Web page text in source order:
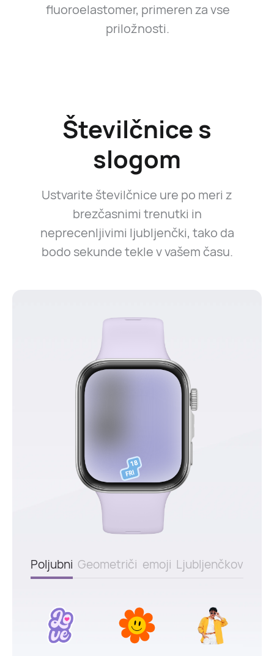
fluoroelastomer, primeren za vse
priložnosti.
Številčnice s
slogom
Ustvarite številčnice ure po meri z
brezčasnimi trenutki in
neprecenljivimi ljubljenčki, tako da
bodo sekunde tekle v vašem času.
Poljubni Geometriči emoji Ljubljenčkov